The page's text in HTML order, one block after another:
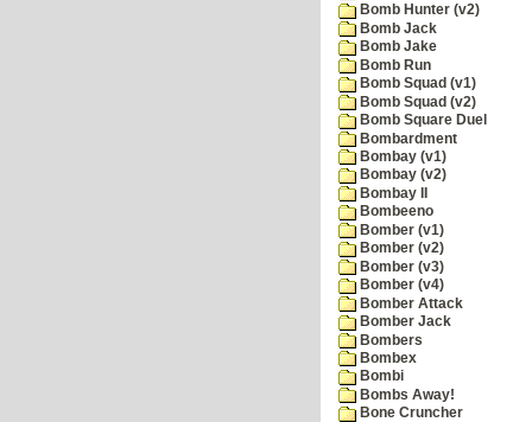
Bomb Hunter (v2)
Bomb Jack
Bomb Jake
Bomb Run
Bomb Squad (v1)
Bomb Squad (v2)
Bomb Square Duel
Bombardment
Bombay (v1)
Bombay (v2)
Bombay II
Bombeeno
Bomber (v1)
Bomber (v2)
Bomber (v3)
Bomber (v4)
Bomber Attack
Bomber Jack
Bombers
Bombex
Bombi
Bombs Away!
Bone Cruncher